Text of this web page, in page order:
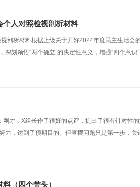
个人对照检视剖析材料
剖析材料根据上级关于开好2024年度民主生活会
刻领悟“两个确立”的决定性意义，增强“四个意识
提升政治素养。一是丰富学习形式，增强学习深
才，X组长作了很好的点评，提出了很有针对性
，达到了预期目的。但查摆问题只是第一步，关
在抓班子带队伍上还存在不少差距。特别是在理
（四个带头）